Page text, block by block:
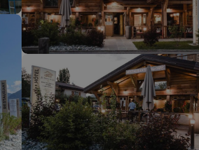
strada. Non appena troverà la bussola, tornerà.